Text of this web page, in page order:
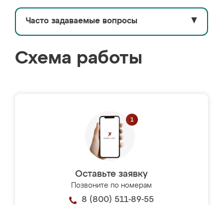
Часто задаваемые вопросы ▼
Схема работы
Оставьте заявку
Позвоните по номерам
8 (800) 511-89-55